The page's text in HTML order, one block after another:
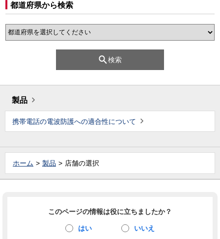
都道府県から検索
検索
製品
携帯電話の電波防護への適合性について
ホーム 製品 店舗の選択
このページの情報は役に立ちましたか？
はい いいえ